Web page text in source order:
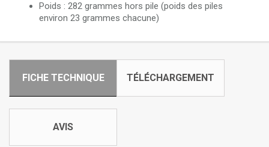
Poids : 282 grammes hors pile (poids des piles
environ 23 grammes chacune)
FICHE TECHNIQUE TÉLÉCHARGEMENT
AVIS